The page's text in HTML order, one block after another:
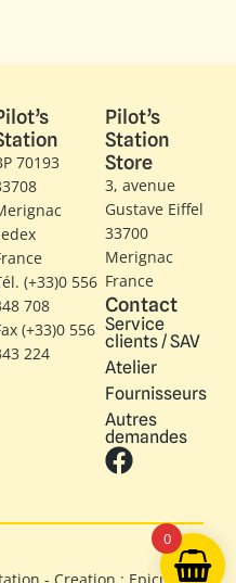
70193
(+33)0 556
708
(+33)0 556
224
Pilot’s
Station
Store
3, avenue
Gustave Eiffel​
33700
Merignac
France
Contact
Service
clients / SAV
Atelier
Fournisseurs
Autres
demandes
0